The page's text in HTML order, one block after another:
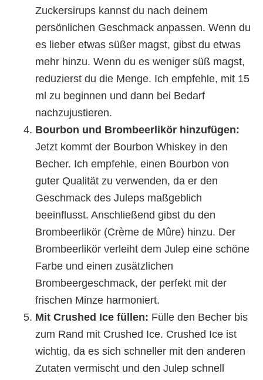
Zuckersirups kannst du nach deinem
persönlichen Geschmack anpassen. Wenn du
es lieber etwas süßer magst, gibst du etwas
mehr hinzu. Wenn du es weniger süß magst,
reduzierst du die Menge. Ich empfehle, mit 15
ml zu beginnen und dann bei Bedarf
nachzujustieren.
Bourbon und Brombeerlikör hinzufügen:
Jetzt kommt der Bourbon Whiskey in den
Becher. Ich empfehle, einen Bourbon von
guter Qualität zu verwenden, da er den
Geschmack des Juleps maßgeblich
beeinflusst. Anschließend gibst du den
Brombeerlikör (Crème de Mûre) hinzu. Der
Brombeerlikör verleiht dem Julep eine schöne
Farbe und einen zusätzlichen
Brombeergeschmack, der perfekt mit der
frischen Minze harmoniert.
Mit Crushed Ice füllen: Fülle den Becher bis
zum Rand mit Crushed Ice. Crushed Ice ist
wichtig, da es sich schneller mit den anderen
Zutaten vermischt und den Julep schnell